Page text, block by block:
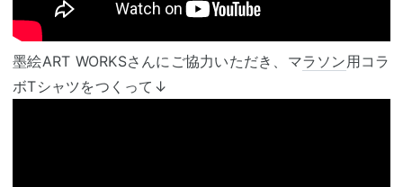
墨絵ART WORKSさんにご協力いただき、マラソン用コラ
ボTシャツをつくって↓